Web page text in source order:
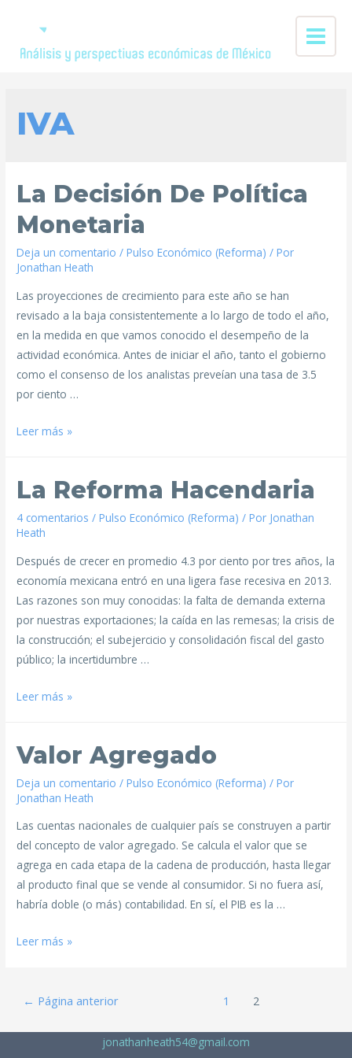
IVA
La Decisión De Política
Monetaria
Deja un comentario /Pulso Económico (Reforma) / Por
Jonathan Heath
Las proyecciones de crecimiento para este año se han
revisado a la baja consistentemente a lo largo de todo el año,
en la medida en que vamos conocido el desempeño de la
actividad económica. Antes de iniciar el año, tanto el gobierno
como el consenso de los analistas preveían una tasa de 3.5
por ciento …
Leer más »
La Reforma Hacendaria
4 comentarios /Pulso Económico (Reforma) / Por Jonathan
Heath
Después de crecer en promedio 4.3 por ciento por tres años, la
economía mexicana entró en una ligera fase recesiva en 2013.
Las razones son muy conocidas: la falta de demanda externa
por nuestras exportaciones; la caída en las remesas; la crisis de
la construcción; el subejercicio y consolidación fiscal del gasto
público; la incertidumbre …
Leer más »
Valor Agregado
Deja un comentario /Pulso Económico (Reforma) / Por
Jonathan Heath
Las cuentas nacionales de cualquier país se construyen a partir
del concepto de valor agregado. Se calcula el valor que se
agrega en cada etapa de la cadena de producción, hasta llegar
al producto final que se vende al consumidor. Si no fuera así,
habría doble (o más) contabilidad. En sí, el PIB es la …
Leer más »
← Página anterior 1 2
jonathanheath54@gmail.com